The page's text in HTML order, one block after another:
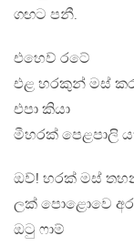
ගඟට පනී.
එහෙව් රටේ
එළ හරකුන් මස්
එපා කියා
මීහරක් පෙළපාලි
ඔව්! හරක් මස්
ලක් පොළොවෙ
ඔටු ෆාම්